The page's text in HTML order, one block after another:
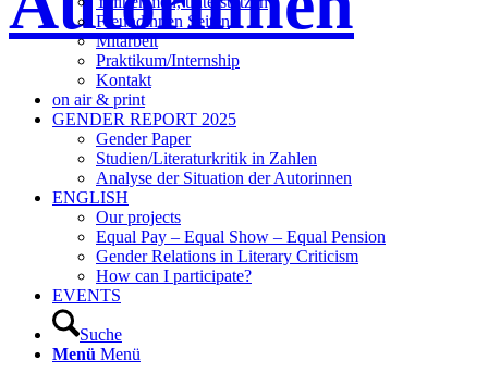
Freundinnen Seiten
Mitarbeit
Praktikum/Internship
Kontakt
on air & print
GENDER REPORT 2025
Gender Paper
Studien/Literaturkritik in Zahlen
Analyse der Situation der Autorinnen
ENGLISH
Our projects
Equal Pay – Equal Show – Equal Pension
Gender Relations in Literary Criticism
How can I participate?
EVENTS
Suche
Menü Menü